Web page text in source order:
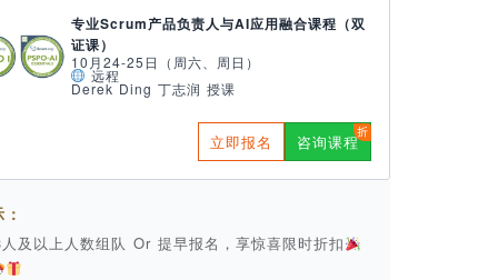
专业Scrum产品负责人与AI应用融合课程（双
证课）
10月24-25日（周六、周日）
远程
Derek Ding 丁志润 授课
立即报名 咨询课程
及以上人数组队 Or 提早报名，享惊喜限时折扣